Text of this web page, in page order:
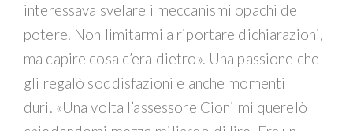
interessava svelare i meccanismi opachi del
potere. Non limitarmi a riportare dichiarazioni,
ma capire cosa c’era dietro». Una passione che
gli regalò soddisfazioni e anche momenti
duri. «Una volta l’assessore Cioni mi querelò